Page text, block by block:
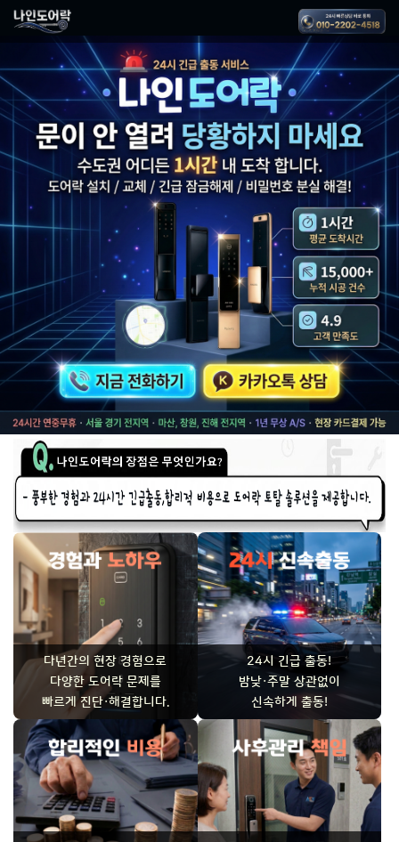
나인도어락 - 24시 긴급출
다년간의 현장 경험으로
다양한 도어락 문제를
빠르게 진단·해결합니다.
24시 긴급 출동!
밤낮·주말 상관없이
신속하게 출동!